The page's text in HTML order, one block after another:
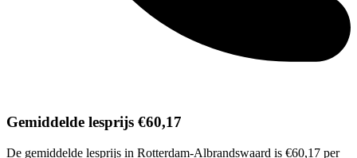
Gemiddelde lesprijs €60,17
De gemiddelde lesprijs in Rotterdam-Albrandswaard is €60,17 per